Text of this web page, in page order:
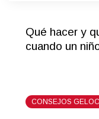
Qué hacer y
cuando un
CONSEJOS